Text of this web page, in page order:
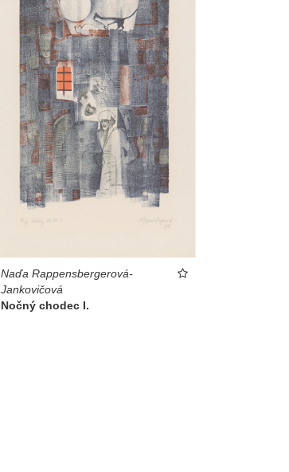
Naďa Rappensbergerová-
Jankovičová
Nočný chodec I.